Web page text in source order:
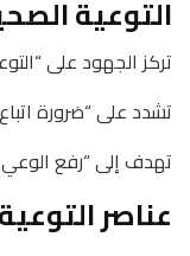
التوعية
تركز الجهود على
تشدد على “ضرورة
تهدف إلى “رفع
عناصر